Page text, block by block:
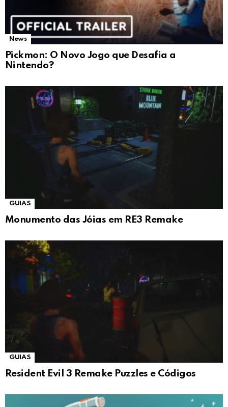
News
Pickmon: O Novo Jogo que Desafia a
Nintendo?
GUIAS
Monumento das Jóias em RE3 Remake
GUIAS
Resident Evil 3 Remake Puzzles e Códigos